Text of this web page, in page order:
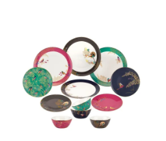
RENAISSANCE RED
SERENDIPITY WHITE
FLOWER FESTIVAL BLUE
FLOWER FESTIVAL RED
LOVE BIRDS
CHIQUE VERDE